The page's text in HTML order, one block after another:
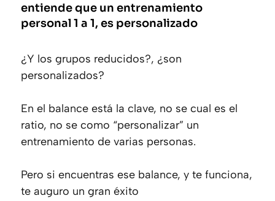
entiende que un entrenamiento
personal 1 a 1, es personalizado
¿Y los grupos reducidos?, ¿son
personalizados?
En el balance está la clave, no se cual es el
ratio, no se como “personalizar” un
entrenamiento de varias personas.
Pero si encuentras ese balance, y te funciona,
te auguro un gran éxito